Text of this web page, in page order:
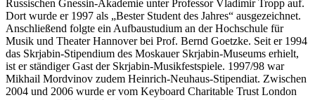
Russischen Gnessin-Akademie unter Professor Vladimir Tropp auf.
Dort wurde er 1997 als „Bester Student des Jahres“ ausgezeichnet.
Anschließend folgte ein Aufbaustudium an der Hochschule für
Musik und Theater Hannover bei Prof. Bernd Goetzke. Seit er 1994
das Skrjabin-Stipendium des Moskauer Skrjabin-Museums erhielt,
ist er ständiger Gast der Skrjabin-Musikfestspiele. 1997/98 war
Mikhail Mordvinov zudem Heinrich-Neuhaus-Stipendiat. Zwischen
2004 und 2006 wurde er vom Keyboard Charitable Trust London